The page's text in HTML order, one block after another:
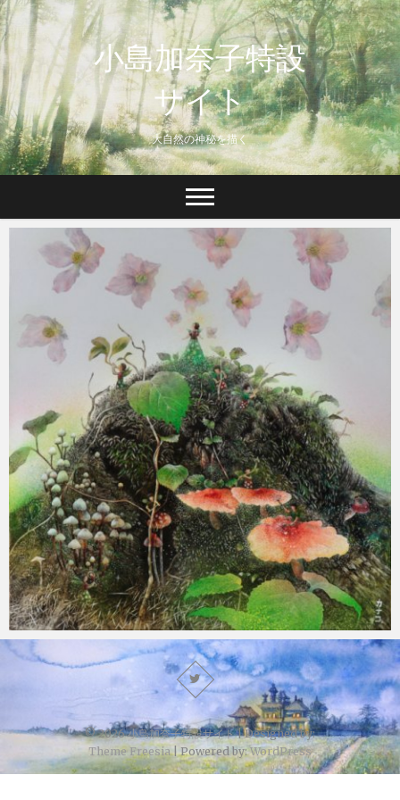
Skip
to
content
小島加奈子特設
サイト
大自然の神秘を描く
© 2026小島加奈子特設サイト| Designed by:
Theme Freesia| Powered by:WordPress